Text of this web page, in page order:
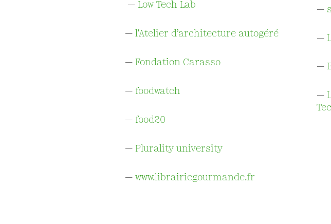
— Low Tech Lab
— l'Atelier d’architecture autogéré
— Fondation Carasso
— foodwatch
— food20
— Plurality university
— www.librairiegourmande.fr
—
—
—
—